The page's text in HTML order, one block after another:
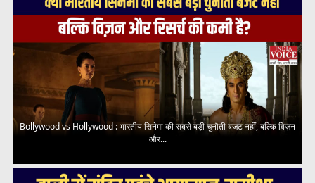
Bollywood vs Hollywood : भारतीय सिनेमा की सबसे बड़ी चुनौती बजट नहीं, बल्कि विज़न
और...